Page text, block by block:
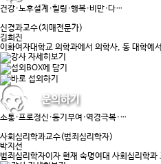
건강·노후설계·힐링·행복·비만·다…
신경과교수(치매전문가)
김희진
이화여자대학교 의학과에서 의학사, 동 대학
소통·프로정신·동기부여·역경극복·…
사회심리학과교수(범죄심리학자)
박지선
범죄심리학자이자 현재 숙명여대 사회심리학과